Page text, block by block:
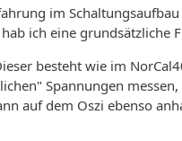
im
ich eine grundsätzliche
besteht wie im
Spannungen
auf dem Oszi ebenso